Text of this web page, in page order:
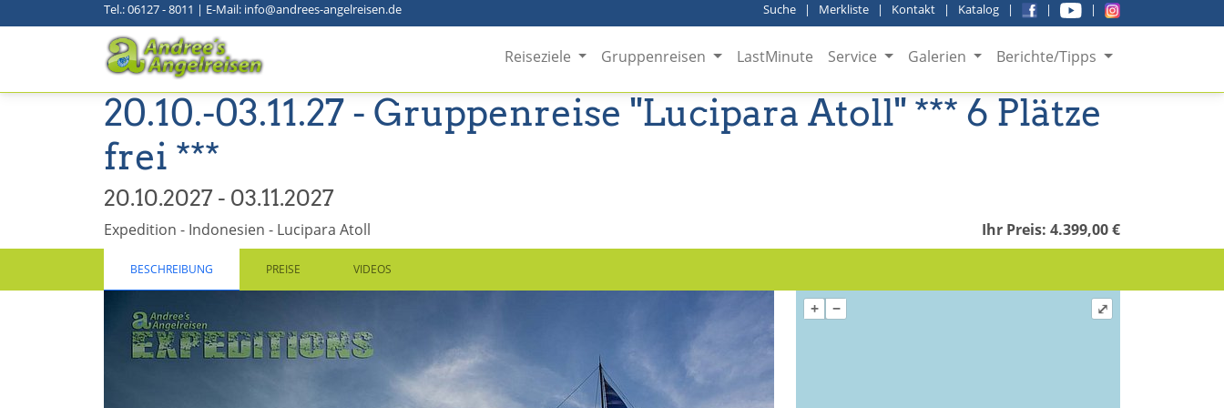
Tel.: 06127 - 8011 | E-Mail: info@andrees-angelreisen.de Suche| Merkliste| Kontakt| Katalog| | |
Reiseziele Gruppenreisen LastMinute Service Galerien Berichte/Tipps
20.10.-03.11.27 - Gruppenreise "Lucipara Atoll" *** 6 Plätze
frei ***
20.10.2027 - 03.11.2027
Expedition - Indonesien - Lucipara Atoll Ihr Preis: 4.399,00 €
BESCHREIBUNG PREISE VIDEOS
⤢
+ −